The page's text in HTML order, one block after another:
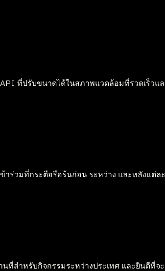
ที่ปรับขนาดได้ในสภาพแวดล้อมที่รวดเร็วแ
าร่วมที่กระตือรือร้นก่อน ระหว่าง และหลังแต่ล
สำหรับกิจกรรมระหว่างประเทศ และยินดีที่จ